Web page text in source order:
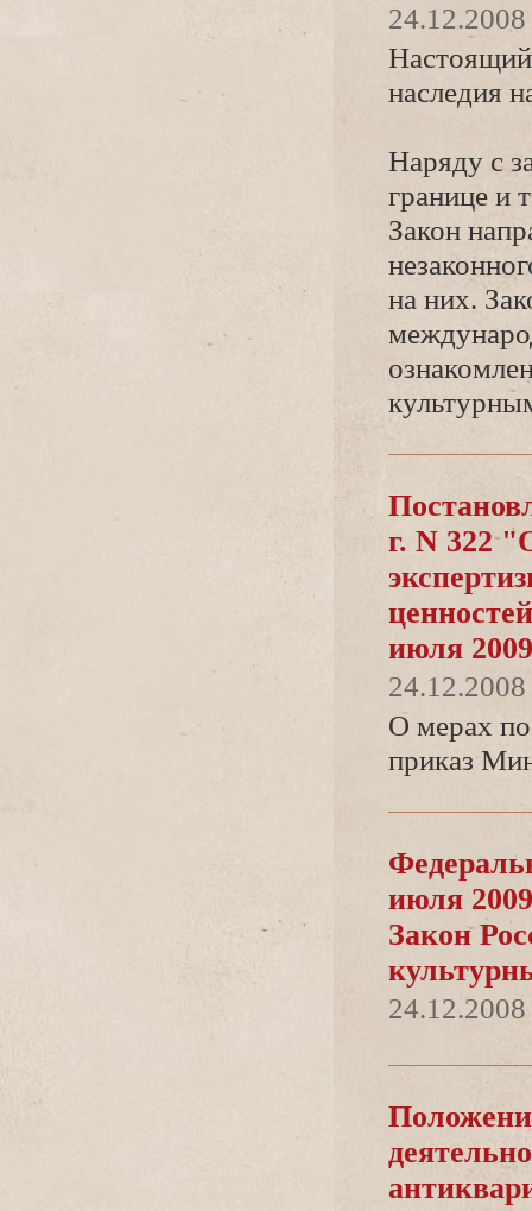
24.12.2008
Настоящий
наследия
Наряду с
ранице и
Закон
на них.
. N 322
июля
24.12.2008
О мерах по
приказ
июля
Закон
24.12.2008